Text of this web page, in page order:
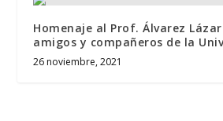
Homenaje al Prof. Álvarez
amigos y compañeros de la
26 noviembre, 2021